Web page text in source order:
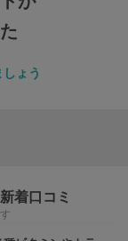
ょう
着口コミ